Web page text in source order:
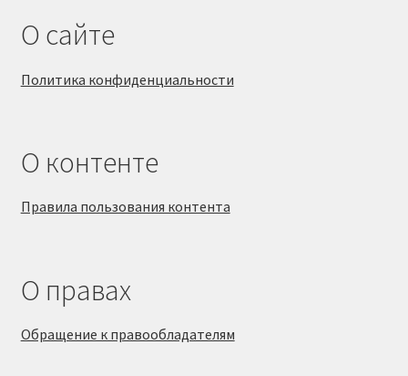
О сайте
Политика конфиденциальности
О контенте
Правила пользования контента
О правах
Обращение к правообладателям